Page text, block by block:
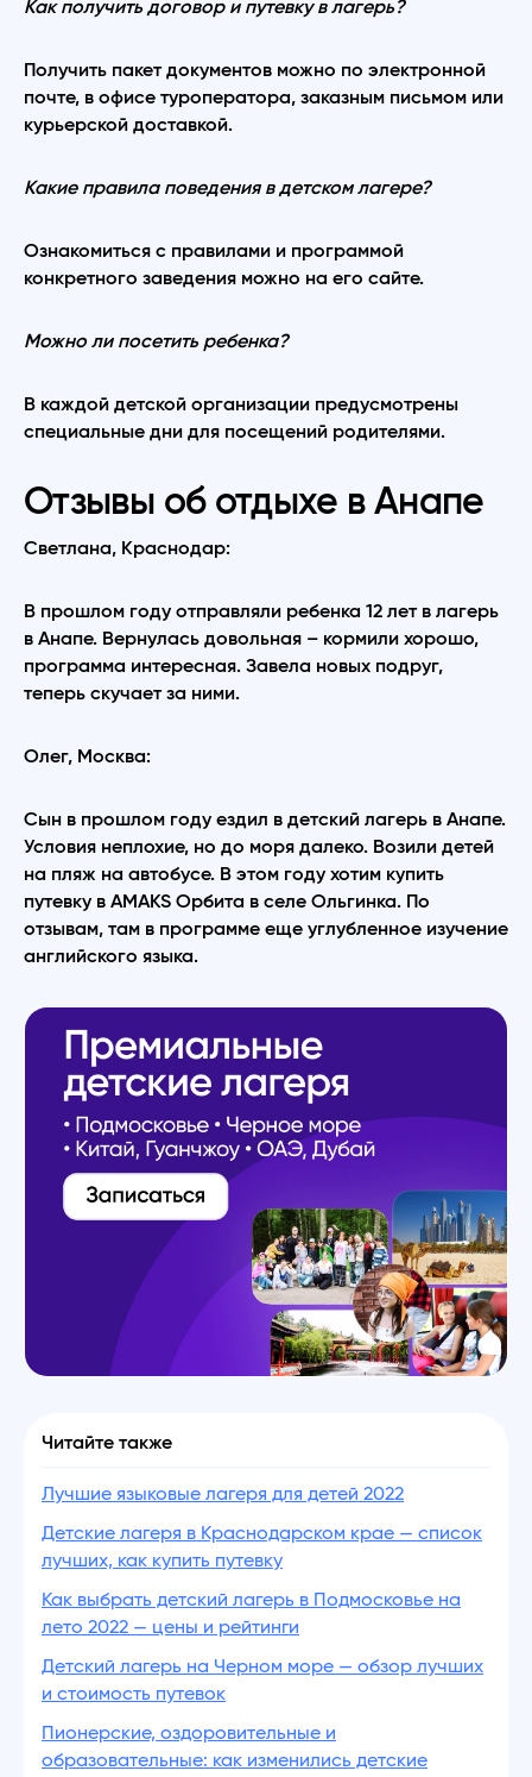
Как получить договор и путевку в лагерь?
Получить пакет документов можно по электронной
почте, в офисе туроператора, заказным письмом или
курьерской доставкой.
Какие правила поведения в детском лагере?
Ознакомиться с правилами и программой
конкретного заведения можно на его сайте.
Можно ли посетить ребенка?
В каждой детской организации предусмотрены
специальные дни для посещений родителями.
Отзывы об отдыхе в Анапе
Светлана, Краснодар:
В прошлом году отправляли ребенка 12 лет в лагерь
в Анапе. Вернулась довольная – кормили хорошо,
программа интересная. Завела новых подруг,
теперь скучает за ними.
Олег, Москва:
Сын в прошлом году ездил в детский лагерь в Анапе.
Условия неплохие, но до моря далеко. Возили детей
на пляж на автобусе. В этом году хотим купить
путевку в AMAKS Орбита в селе Ольгинка. По
отзывам, там в программе еще углубленное изучение
английского языка.
Читайте также
Лучшие языковые лагеря для детей 2022
Детские лагеря в Краснодарском крае — список
лучших, как купить путевку
Как выбрать детский лагерь в Подмосковье на
лето 2022 — цены и рейтинги
Детский лагерь на Черном море — обзор лучших
и стоимость путевок
Пионерские, оздоровительные и
образовательные: как изменились детские